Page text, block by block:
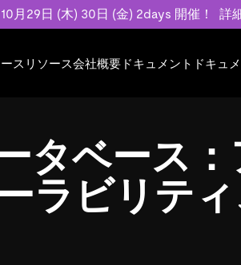
月29日 (木) 30日 (金) 2days 開催！ 詳
TiDB Self-Managed
料金
ス
お客
など
Eコマース
SaaS
リソース
Developer Hub
Discord Community
会社概要
基本規約、TiDBクラウドサービス
SLA、利用規約、プライバシーポ
ど、契約関連の情報を紹介します
ドキュメント
TiDB
開発者ガイド
ドキュ
TiDB
開発
タベース
ラビリテ